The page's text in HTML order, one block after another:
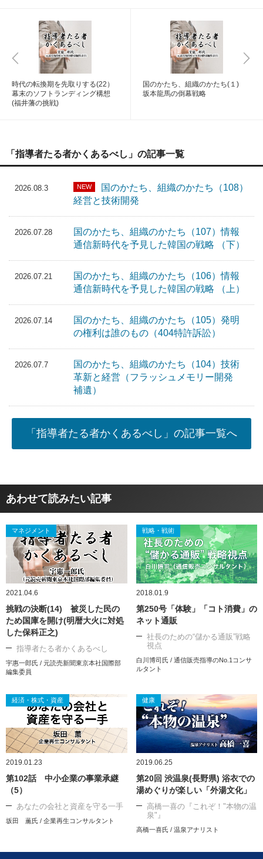
時代の転換期を先取りする(22）
幕末のソフトランディング構想
(福井藩の挑戦)
国のかたち、組織のかたち(１)
坂本龍馬の倒幕戦略
「指導者たる者かくあるべし」の記事一覧
2026.08.3 NEW
国のかたち、組織のかたち（108）
経営と技術開発
2026.07.28
国のかたち、組織のかたち（107）情報
通信新時代を予見した韓国の戦略 （下）
2026.07.21
国のかたち、組織のかたち（106）情報
通信新時代を予見した韓国の戦略 （上）
2026.07.14
国のかたち、組織のかたち（105）発明
の権利は誰のもの（404特許訴訟）
2026.07.7
国のかたち、組織のかたち（104）技術
革新と経営（フラッシュメモリー開発
補遺）
「指導者たる者かくあるべし」の記事一覧へ
あわせて読みたい記事
マネジメント
2021.04.6
挑戦の決断(14) 被災した民の
ため国庫を開け(明暦大火に対処
した保科正之)
指導者たる者かくあるべし
宇惠一郎氏 / 元読売新聞東京本社国際部
編集委員
戦略・戦術
2018.01.9
第250号「体験」「コト消費」の
ネット通販
社長のための“儲かる通販”戦略
視点
白川博司氏 / 通信販売指導のNo.1コンサ
ルタント
経済・株式・資産
2019.01.23
第102話 中小企業の事業承継
（5）
あなたの会社と資産を守る一手
坂田 薫氏 / 企業再生コンサルタント
健康
2019.06.25
第20回 渋温泉(長野県) 浴衣での
湯めぐりが楽しい「外湯文化」
高橋一喜の『これぞ！"本物の温
泉"』
高橋一喜氏 / 温泉アナリスト